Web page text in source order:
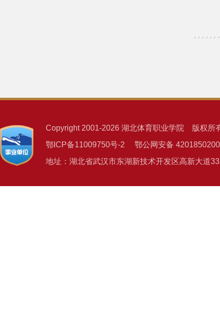
Copyright 2001-2026 湖北体育职业学院 版权所
鄂ICP备11009750号-2 鄂公网安备
地址：湖北省武汉市东湖新技术开发区高新大道